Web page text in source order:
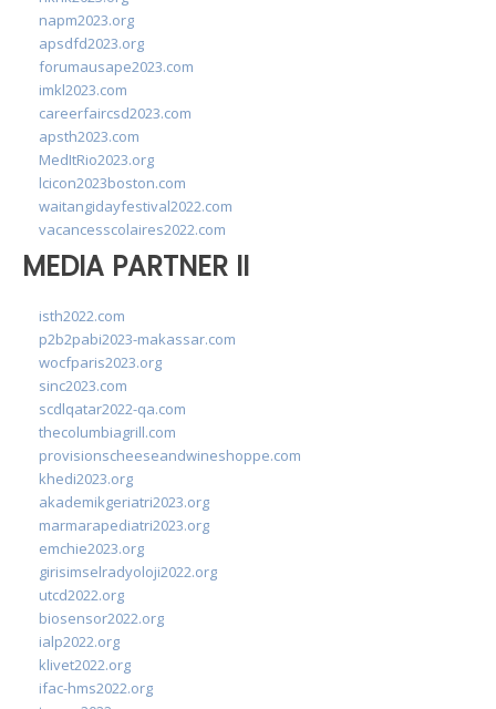
napm2023.org
apsdfd2023.org
forumausape2023.com
imkl2023.com
careerfaircsd2023.com
apsth2023.com
MedItRio2023.org
lcicon2023boston.com
waitangidayfestival2022.com
vacancesscolaires2022.com
MEDIA PARTNER II
isth2022.com
p2b2pabi2023-makassar.com
wocfparis2023.org
sinc2023.com
scdlqatar2022-qa.com
thecolumbiagrill.com
provisionscheeseandwineshoppe.com
khedi2023.org
akademikgeriatri2023.org
marmarapediatri2023.org
emchie2023.org
girisimselradyoloji2022.org
utcd2022.org
biosensor2022.org
ialp2022.org
klivet2022.org
ifac-hms2022.org